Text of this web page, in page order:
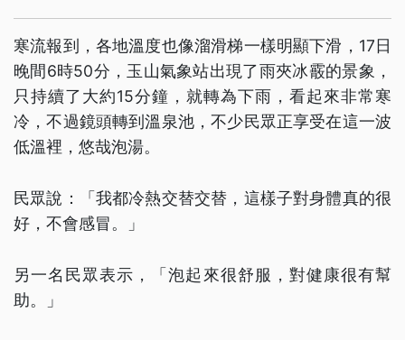
寒流報到，各地溫度也像溜滑梯一樣明顯下滑，17日
晚間6時50分，玉山氣象站出現了雨夾冰霰的景象，
只持續了大約15分鐘，就轉為下雨，看起來非常寒
冷，不過鏡頭轉到溫泉池，不少民眾正享受在這一波
低溫裡，悠哉泡湯。
民眾說：「我都冷熱交替交替，這樣子對身體真的很
好，不會感冒。」
另一名民眾表示，「泡起來很舒服，對健康很有幫
助。」